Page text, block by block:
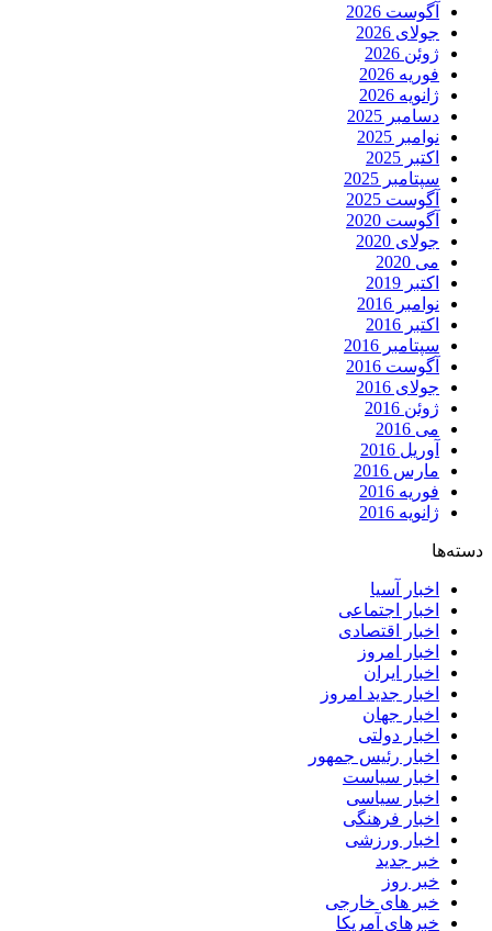
آگوست 2026
جولای 2026
ژوئن 2026
فوریه 2026
ژانویه 2026
دسامبر 2025
نوامبر 2025
اکتبر 2025
سپتامبر 2025
آگوست 2025
آگوست 2020
جولای 2020
می 2020
اکتبر 2019
نوامبر 2016
اکتبر 2016
سپتامبر 2016
آگوست 2016
جولای 2016
ژوئن 2016
می 2016
آوریل 2016
مارس 2016
فوریه 2016
ژانویه 2016
دسته‌ها
اخبار آسیا
اخبار اجتماعی
اخبار اقتصادی
اخبار امروز
اخبار ایران
اخبار جدید امروز
اخبار جهان
اخبار دولتی
اخبار رئیس جمهور
اخبار سیاست
اخبار سیاسی
اخبار فرهنگی
اخبار ورزشی
خبر جدید
خبر روز
خبر های خارجی
خبرهای آمریکا